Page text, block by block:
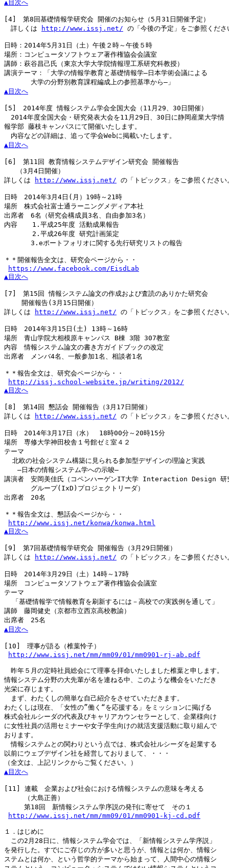
▲目次へ
[4]
第8回基礎情報学研究会 開催のお知らせ（5月31日開催予定）
詳しくは
http://www.issj.net/ の「今後の予定」をご参照くださ
日時：2014年5月31日（土）午後２時～午後５時
場所：コンピュータソフトウェア著作権協会会議室
講師：萩谷昌己氏（東京大学大学院情報理工系研究科教授）
講演テーマ：「大学の情報学教育と基礎情報学―日本学術会議による
▲目次へ
[5]
2014年度 情報システム学会全国大会（11月29、30日開催）
2014年度全国大会・研究発表大会を11月29日、30日に静岡産業大学情
報学部 藤枝キャンパスにて開催いたします。
▲目次へ
[6]
第11回 教育情報システムデザイン研究会 開催報告
   （3月4日開催）
詳しくは
http://www.issj.net/ の「トピックス」をご参照ください
日時　2014年3月4日(月）19時～21時
場所　株式会社富士通ラーニングメディア本社
出席者　6名（研究会構成員3名、自由参加3名）
内容　  1.平成25年度 活動成果報告
2.平成26年度 研究計画策定
3.eポートフォリオに関する先行研究リストの報告
＊＊開催報告全文は、研究会ページから・・
https://www.facebook.com/EisdLab
▲目次へ
[7]
第15回 情報システム論文の作成および査読のありかた研究会
開催報告(3月15日開催）
詳しくは
http://www.issj.net/ の「トピックス」をご参照ください
日時　2014年3月15日(土) 13時～16時
場所　青山学院大相模原キャンパス B棟 3階 307教室
内容　情報システム論文の書き方ガイドブックの改定
出席者　メンバ4名、一般参加1名、相談者1名
＊＊報告全文は、研究会ページから・・
http://issj.school-website.jp/writing/2012/
▲目次へ
[8]
第14回 懇話会 開催報告（3月17日開催）
詳しくは
http://www.issj.net/ の「トピックス」をご参照ください
日時　2014年3月17日（水）　18時00分～20時15分
場所　専修大学神田校舎１号館ゼミ室４２
テーマ
  北欧の社会システム構築に見られる参加型デザインの理論と実践
―日本の情報システム学への示唆―
講演者　安岡美佳氏（コペンハーゲンIT大学 Interaction Design 研
グループ(IxD)プロジェクトリーダ）
出席者　20名
＊＊報告全文は、懇話会ページから・・
http://www.issj.net/konwa/konwa.html
▲目次へ
[9]
第7回基礎情報学研究会 開催報告（3月29日開催）
詳しくは
http://www.issj.net/ の「トピックス」をご参照ください
日時　2014年3月29日（土）14時～17時
場所　コンピュータソフトウェア著作権協会会議室
テーマ
  「基礎情報学で情報教育を刷新するには－高校での実践例を通して」
講師　藤岡健史（京都市立西京高校教諭）
▲目次へ
[10]
理事が語る（椎葉怜子）
http://www.issj.net/mm/mm09/01/mm0901-rj-ab.pdf
昨年５月の定時社員総会にて理事を拝命いたしました椎葉と申します。
情報システム分野の大先輩が名を連ねる中、このような機会をいただき
光栄に存じます。
まず、わたくしの簡単な自己紹介をさせていただきます。
わたくしは現在、「女性の”働く“を応援する」をミッションに掲げる
株式会社ルシーダの代表及びキャリアカウンセラーとして、企業様向け
に女性社員の活用セミナーや女子学生向けの就活支援活動に取り組んで
おります。
情報システムとの関わりという点では、株式会社ルシーダを起業する
以前にウェブデザイン社を経営しておりまして、・・・
▲目次へ
[11]
連載　企業および社会における情報システムの意味を考える
（大島正善）
第18回　新情報システム学序説の発刊に寄せて　その１
http://www.issj.net/mm/mm09/01/mm0901-kj-cd.pdf
１．はじめに
この2月28日に、情報システム学会では、「新情報システム学序説」
を発行した。すでにご存じの方が多いと思うが、情報とは何か、情報シ
ステムとは何か、という哲学的テーマから始まって、人間中心の情報シ